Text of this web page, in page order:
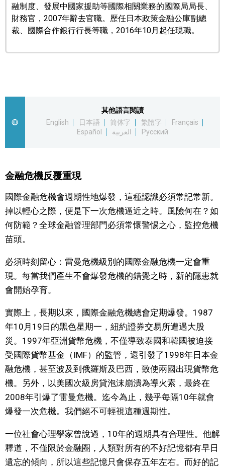
文化
科學技術
工作勞動
家庭
語言
東京
編輯部通知
融制度、發展中國家援助等國際相關業務的國際局局長、
財務官，2007年辭去官職。歷任日本政策金融公庫副總
裁、國際合作銀行行長等職，2016年10月起任現職。
其他語言閱讀
English
日本語 简体字 繁體字
Français
Español
العربية Русский
金融危機反覆重現
國際金融危機會週期性地爆發，這種認識必須常記常新。
掉以輕心之際，便是下一次危機逼近之時。風險何在？如
何防範？全球金融管理部門必須常懷警惕之心，監控危機
苗頭。
必須時刻留心：雷曼危機級別的國際金融危機一定會重
現。每當我們產生不會爆發危機的錯覺之時，新的隱患就
會開始孕育。
實際上，長期以來，國際金融危機總會定期爆發。1987
年10月19日的黑色星期一，紐約證券交易所遭遇大股
災。1997年亞洲貨幣危機，不僅導致泰國和韓國被迫接
受國際貨幣基金（IMF）的監管，還引發了1998年日本金
融危機，甚至波及到俄羅斯及巴西，致使兩國出現貨幣危
機。另外，以美國次級房貸泡沫崩潰為導火索，最終在
2008年引爆了雷曼危機。迄今為止，幾乎每隔10年就會
爆發一次危機。我們絕不可輕視這種週期性。
一位社會心理學家曾說過，10年的週期具有合理性。他解
釋道，不僅限於金融圈，人類對所有的不好記憶都有早日
遺忘的傾向，所以這些記憶只會保存五年左右。而好的記